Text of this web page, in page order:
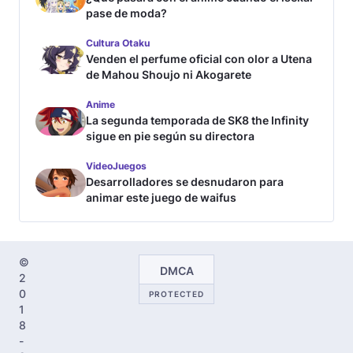
pase de moda?
Cultura Otaku
Venden el perfume oficial con olor a Utena
de Mahou Shoujo ni Akogarete
Anime
La segunda temporada de SK8 the Infinity
sigue en pie según su directora
VideoJuegos
Desarrolladores se desnudaron para
animar este juego de waifus
©
2
0
1
8
-
DMCA
PROTECTED